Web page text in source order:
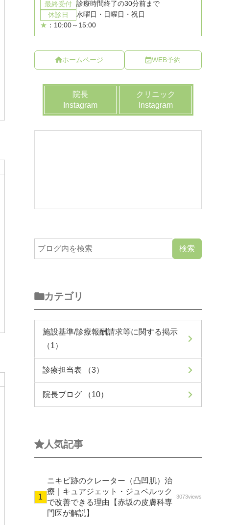
ホームページ WEB予約
院長
Instagram
クリニック
Instagram
カテゴリ
施設基準/診療報酬請求等に関する掲示
（1）
診療担当表 （3）
院長ブログ （10）
人気記事
ニキビ跡のクレーター（凸凹肌）治
療｜キュアジェット・ジュベルック
で改善できる理由【赤坂の皮膚科専
門医が解説】
3073views